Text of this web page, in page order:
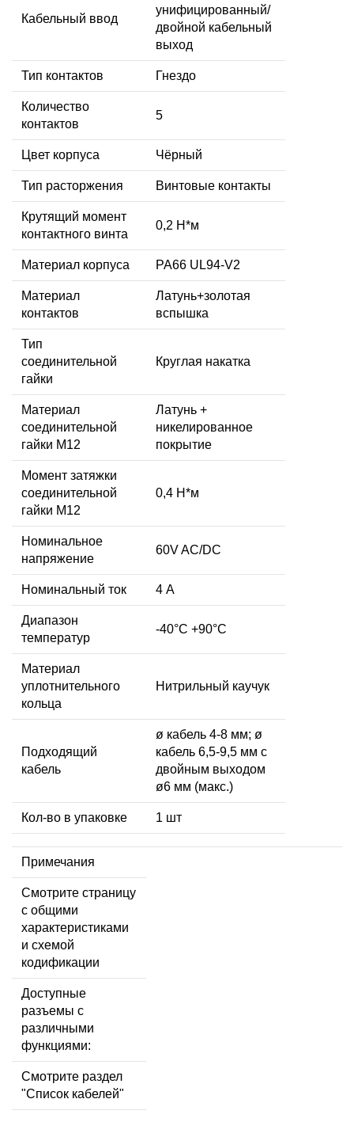
Кабельный ввод
унифицированный/
двойной кабельный
выход
Тип контактов Гнездо
Количество
контактов
5
Цвет корпуса Чёрный
Тип расторжения Винтовые контакты
Крутящий момент
контактного винта
0,2 Н*м
Материал корпуса PA66 UL94-V2
Материал
контактов
Латунь+золотая
вспышка
Тип
соединительной
гайки
Круглая накатка
Материал
соединительной
гайки M12
Латунь +
никелированное
покрытие
Момент затяжки
соединительной
гайки M12
0,4 Н*м
Номинальное
напряжение
60V AC/DC
Номинальный ток 4 А
Диапазон
температур
-40°C +90°C
Материал
уплотнительного
кольца
Нитрильный каучук
Подходящий
кабель
ø кабель 4-8 мм; ø
кабель 6,5-9,5 мм с
двойным выходом
ø6 мм (макс.)
Кол-во в упаковке 1 шт
Примечания
Смотрите страницу
с общими
характеристиками
и схемой
кодификации
Доступные
разъемы с
различными
функциями:
Смотрите раздел
"Список кабелей"